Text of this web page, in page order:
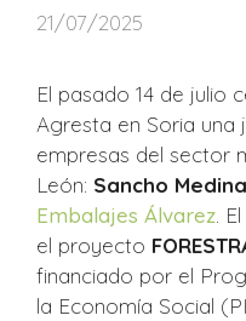
21/07/2025
El pasado 14 de julio
Agresta en Soria
empresas del sector
León: Sancho
Embalajes Álvarez.
el proyecto
financiado por el
la Economía Social